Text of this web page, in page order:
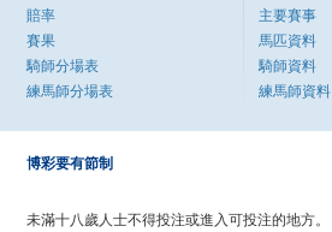
賠率
賽果
騎師分場表
練馬師分場表
主要賽事
馬匹資料
騎師資料
練馬師資料
博彩要有節制
未滿十八歲人士不得投注或進入可投注的地方。